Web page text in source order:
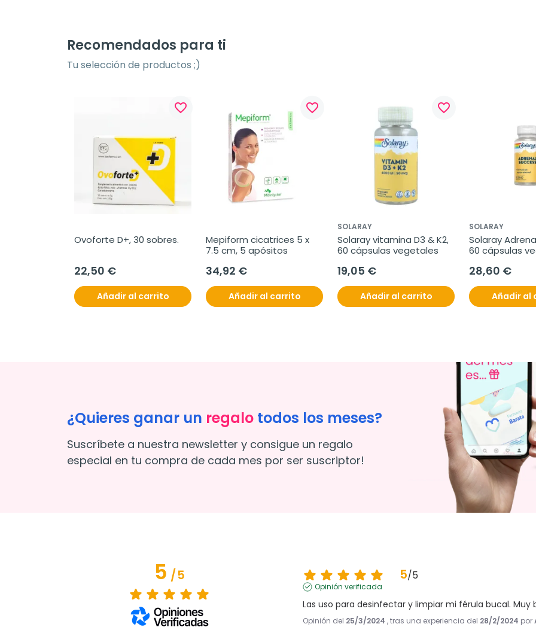
Recomendados para ti
Tu selección de productos ;)
favorite_border
Ovoforte D+, 30 sobres.
22,50 €
Añadir al carrito
favorite_border
Mepiform cicatrices 5 x
7.5 cm, 5 apósitos
34,92 €
Añadir al carrito
favorite_border
SOLARAY
Solaray vitamina D3 & K2,
60 cápsulas vegetales
19,05 €
Añadir al carrito
SOLARAY
Solaray
60 cápsulas
28,60 €
Añadir al
¿Quieres ganar un regalo todos los meses?
Suscríbete a nuestra newsletter y consigue un regalo
especial en tu compra de cada mes por ser suscriptor!
5/5 5/5
Opinión verificada
Las uso para desinfectar y limpiar mi férula bucal.
Opinión del 25/3/2024 , tras una experiencia del 28/2/2024 por